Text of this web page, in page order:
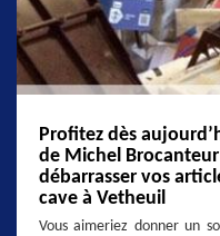
Profitez dès
de Michel
débarrasser vos
cave à Vetheuil
Vous aimeriez donner un